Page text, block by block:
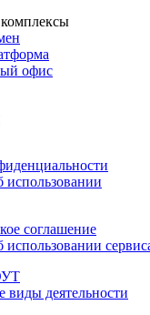
офис
использовании
соглашение
использовании
виды деятельности